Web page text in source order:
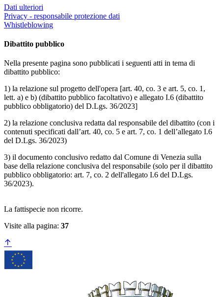
Dati ulteriori
Privacy - responsabile protezione dati
Whistleblowing
Dibattito pubblico
Nella presente pagina sono pubblicati i seguenti atti in tema di
dibattito pubblico:
1) la relazione sul progetto dell'opera [art. 40, co. 3 e art. 5, co. 1,
lett. a) e b) (dibattito pubblico facoltativo) e allegato I.6 (dibattito
pubblico obbligatorio) del D.Lgs. 36/2023]
2) la relazione conclusiva redatta dal responsabile del dibattito (con i
contenuti specificati dall’art. 40, co. 5 e art. 7, co. 1 dell’allegato I.6
del D.Lgs. 36/2023)
3) il documento conclusivo redatto dal Comune di Venezia sulla
base della relazione conclusiva del responsabile (solo per il dibattito
pubblico obbligatorio: art. 7, co. 2 dell'allegato I.6 del D.Lgs.
36/2023).
La fattispecie non ricorre.
Visite alla pagina: 37